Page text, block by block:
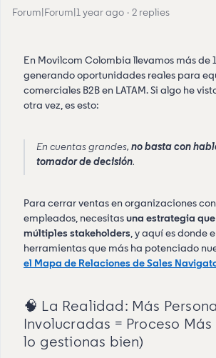
Forum|Forum|1 year ago 2 replies
En Movilcom Colombia llevamos más de
generando oportunidades reales para
comerciales B2B en LATAM. Si algo he
otra vez, es esto:
En cuentas grandes, no basta con
tomador de decisión.
Para cerrar ventas en organizaciones
empleados, necesitasuna estrategia
múltiples stakeholders, y aquí es donde
herramientas que más ha potenciado
el Mapa de Relaciones de Sales
🧠 La Realidad: Más
Involucradas = Proceso Más
lo gestionas bien)